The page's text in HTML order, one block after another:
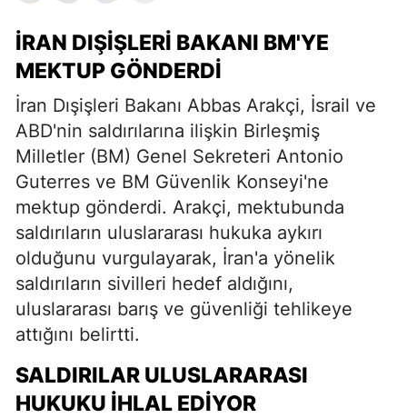
İRAN DIŞIŞLERI BAKANI BM'YE
MEKTUP GÖNDERDI
İran Dışişleri Bakanı Abbas Arakçi, İsrail ve
ABD'nin saldırılarına ilişkin Birleşmiş
Milletler (BM) Genel Sekreteri Antonio
Guterres ve BM Güvenlik Konseyi'ne
mektup gönderdi. Arakçi, mektubunda
saldırıların uluslararası hukuka aykırı
olduğunu vurgulayarak, İran'a yönelik
saldırıların sivilleri hedef aldığını,
uluslararası barış ve güvenliği tehlikeye
attığını belirtti.
SALDIRILAR ULUSLARARASI
HUKUKU İHLAL EDIYOR